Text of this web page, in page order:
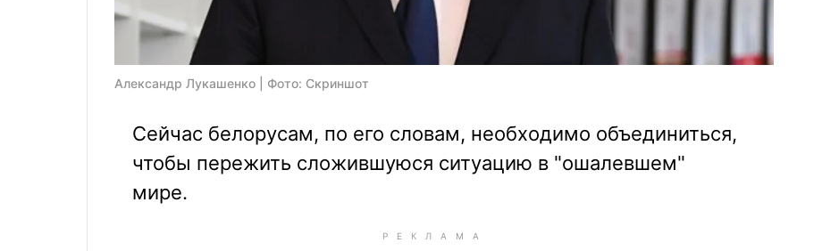
Александр Лукашенко | Фото: Скриншот
Сейчас белорусам, по его словам, необходимо объединиться,
чтобы пережить сложившуюся ситуацию в "ошалевшем"
мире.